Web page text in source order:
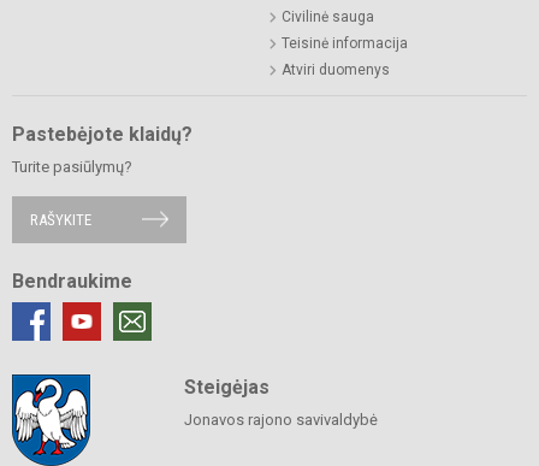
Civilinė sauga
Teisinė informacija
Atviri duomenys
Pastebėjote klaidų?
Turite pasiūlymų?
RAŠYKITE
Bendraukime
Steigėjas
Jonavos rajono savivaldybė